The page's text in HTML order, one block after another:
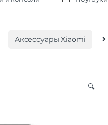
Аксессуары Xiaomi
🔍